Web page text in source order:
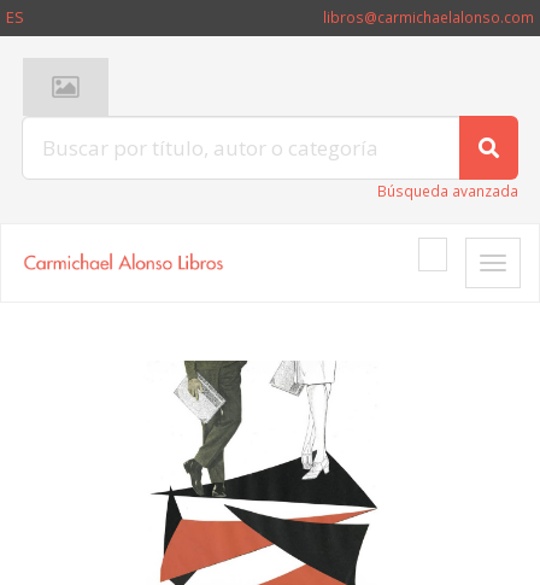
ES libros@carmichaelalonso.com
Búsqueda avanzada
Toggle